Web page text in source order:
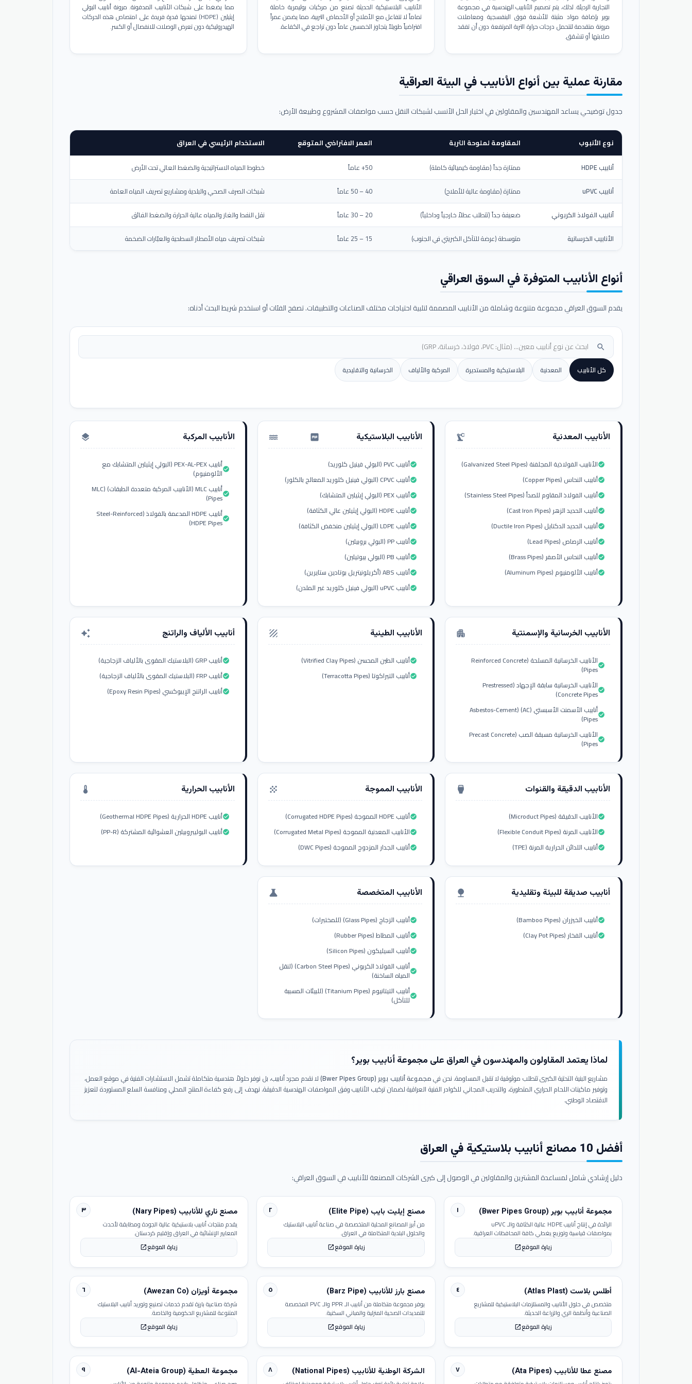
التجارية الرديئة. لذلك، يتم تصميم الأنابيب الهندسية في مجموعة
بوير بإضافة مواد مثبتة للأشعة فوق البنفسجية ومعاملات
مرونة متقدمة لتتحمل درجات حرارة التربة المرتفعة دون أن تفقد
صلابتها أو تتشقق.
الأنابيب البلاستيكية الحديثة تصنع من مركبات بوليمرية خاملة
تماماً لا تتفاعل مع الأملاح أو الأحماض التربية، مما يضمن عمراً
افتراضياً طويلاً يتجاوز الخمسين عاماً دون تراجع في الكفاءة.
مما يضغط على شبكات الأنابيب المدفونة. مرونة أنابيب البولي
إيثيلين (HDPE) تمنحها قدرة فريدة على امتصاص هذه الحركات
الهيدروليكية دون تعرض الوصلات للانفصال أو الكسر.
مقارنة عملية بين أنواع الأنابيب في البيئة العراقية
جدول توضيحي يساعد المهندسين والمقاولين في اختيار الحل الأنسب لشبكات النقل حسب مواصفات المشروع وطبيعة الأرض:
نوع الأنبوب المقاومة لملوحة التربة العمر الافتراضي المتوقع الاستخدام الرئيسي في العراق
أنابيب HDPE ممتازة جداً (مقاومة كيميائية كاملة) 50+ عاماً
خطوط المياه الاستراتيجية والضغط العالي تحت الأرض
أنابيب uPVC
ممتازة (مقاومة عالية للأملاح) 40 – 50 عاماً
شبكات الصرف الصحي والبلدية ومشاريع تصريف المياه العامة
أنابيب الفولاذ الكربوني
ضعيفة جداً (تتطلب عطلاً خارجياً وداخلياً) 20 – 30 عاماً
نقل النفط والغاز والمياه عالية الحرارة والضغط الفائق
الأنابيب الخرسانية
متوسطة (عرضة للتآكل الكبريتي في الجنوب) 15 – 25 عاماً شبكات تصريف مياه الأمطار السطحية والعبّارات الضخمة
أنواع الأنابيب المتوفرة في السوق العراقي
يقدم السوق العراقي مجموعة متنوعة وشاملة من الأنابيب المصممة لتلبية احتياجات مختلف الصناعات والتطبيقات. تصفح الفئات أو استخدم شريط البحث أدناه:
search
كل الأنابيب المعدنية البلاستيكية والمستديرة المركبة والألياف الخرسانية والتقليدية
الأنابيب المعدنية precision_manufacturing
الأنابيب الفولاذية المجلفنة (Galvanized Steel Pipes)check_circle
أنابيب النحاس (Copper Pipes)check_circle
أنابيب الفولاذ المقاوم للصدأ (Stainless Steel Pipes)check_circle
أنابيب الحديد الزهر (Cast Iron Pipes)check_circle
أنابيب الحديد الدكتايل (Ductile Iron Pipes)check_circle
أنابيب الرصاص (Lead Pipes)check_circle
أنابيب النحاس الأصفر (Brass Pipes)check_circle
أنابيب الألومنيوم (Aluminum Pipes)check_circle
الأنابيب البلاستيكية water_pump
أنابيب PVC (البولي فينيل كلوريد)check_circle
أنابيب CPVC (البولي فينيل كلوريد المعالج بالكلور)check_circle
أنابيب PEX (البولي إيثيلين المتشابك)check_circle
أنابيب HDPE (البولي إيثيلين عالي الكثافة)check_circle
أنابيب LDPE (البولي إيثيلين منخفض الكثافة)check_circle
أنابيب PP (البولي بروبيلين)check_circle
أنابيب PB (البولي بيوتيلين)check_circle
أنابيب ABS (أكريلونيتريل بوتادين ستايرين)check_circle
أنابيب uPVC (البولي فينيل كلوريد غير الملدن)check_circle
الأنابيب المركبة layers
أنابيب PEX-AL-PEX (البولي إيثيلين المتشابك مع
الألومنيوم)check_circle
أنابيب MLC (الأنابيب المركبة متعددة الطبقات) (MLC
Pipes)check_circle
أنابيب HDPE المدعمة بالفولاذ (Steel-Reinforced
HDPE Pipes)check_circle
الأنابيب الخرسانية والإسمنتية apartment
الأنابيب الخرسانية المسلحة (Reinforced Concrete
Pipes)check_circle
الأنابيب الخرسانية سابقة الإجهاد (Prestressed
Concrete Pipes)check_circle
أنابيب الأسمنت الأسبستي (AC) (Asbestos-Cement
Pipes)check_circle
الأنابيب الخرسانية مسبقة الصب (Precast Concrete
Pipes)check_circle
الأنابيب الطينية texture
أنابيب الطين المحسن (Vitrified Clay Pipes)check_circle
أنابيب التيراكوتا (Terracotta Pipes)check_circle
أنابيب الألياف والراتنج auto_awesome
أنابيب GRP (البلاستيك المقوى بالألياف الزجاجية)check_circle
أنابيب FRP (البلاستيك المقوى بالألياف الزجاجية)check_circle
أنابيب الراتنج الإيبوكسي (Epoxy Resin Pipes)check_circle
الأنابيب الدقيقة والقنوات settings_input_hdmi
الأنابيب الدقيقة (Microduct Pipes)check_circle
الأنابيب المرنة (Flexible Conduit Pipes)check_circle
أنابيب اللدائن الحرارية المرنة (TPE)check_circle
الأنابيب المموجة grain
أنابيب HDPE المموجة (Corrugated HDPE Pipes)check_circle
الأنابيب المعدنية المموجة (Corrugated Metal Pipes)check_circle
أنابيب الجدار المزدوج المموجة (DWC Pipes)check_circle
الأنابيب الحرارية thermostat
أنابيب HDPE الحرارية (Geothermal HDPE Pipes)check_circle
أنابيب البوليبروبيلين العشوائية المشتركة (PP-R)check_circle
أنابيب صديقة للبيئة وتقليدية nature
أنابيب الخيزران (Bamboo Pipes)check_circle
أنابيب الفخار (Clay Pot Pipes)check_circle
الأنابيب المتخصصة science
أنابيب الزجاج (Glass Pipes) (للمختبرات)check_circle
أنابيب المطاط (Rubber Pipes)check_circle
أنابيب السيليكون (Silicon Pipes)check_circle
أنابيب الفولاذ الكربوني (Carbon Steel Pipes) (لنقل
المياه الساخنة)check_circle
أنابيب التيتانيوم (Titanium Pipes) (للبيئات المسببة
للتآكل)check_circle
لماذا يعتمد المقاولون والمهندسون في العراق على مجموعة أنابيب بوير؟
مشاريع البنية التحتية الكبرى تتطلب موثوقية لا تقبل المساومة. نحن فيمجموعة أنابيب بوير (Bwer Pipes Group)
لا نقدم مجرد أنابيب، بل نوفر حلولاً هندسية متكاملة تشمل الاستشارات الفنية في موقع العمل،
وتوفير ماكينات اللحام الحراري المتطورة، والتدريب المجاني للكوادر الفنية العراقية لضمان تركيب الأنابيب وفق المواصفات الهندسية الدقيقة. نهدف إلى رفع كفاءة المنتج المحلي ومنافسة السلع المستوردة لتعزيز
الاقتصاد الوطني.
أفضل 10 مصانع أنابيب بلاستيكية في العراق
دليل إرشادي شامل لمساعدة المشترين والمقاولين في الوصول إلى كبرى الشركات المصنعة للأنابيب في السوق العراقي:
١ مجموعة أنابيب بوير (Bwer Pipes Group)
الرائدة في إنتاج أنابيب HDPE عالية الكثافة والـ uPVC
بمواصفات قياسية وتوزيع يغطي كافة المحافظات العراقية.
زيارة الموقعopen_in_new
٢ مصنع إيليت بايب (Elite Pipe)
من أبرز المصانع المحلية المتخصصة في صناعة أنابيب البلاستيك
والحلول البلدية المتكاملة في العراق.
زيارة الموقعopen_in_new
٣ مصنع ناري للأنابيب (Nary Pipes)
يقدم منتجات أنابيب بلاستيكية عالية الجودة ومطابقة لأحدث
المعايير الإنشائية في العراق وإقليم كردستان.
زيارة الموقعopen_in_new
٤ أطلس بلاست (Atlas Plast)
متخصص في حلول الأنابيب والمستلزمات البلاستيكية للمشاريع
الصناعية وأنظمة الري والزراعة الحديثة.
زيارة الموقعopen_in_new
٥ مصنع بارز للأنابيب (Barz Pipe)
يوفر مجموعة متكاملة من أنابيب الـ PPR والـ PVC المخصصة
للتمديدات الصحية المنزلية والمباني السكنية.
زيارة الموقعopen_in_new
٦ مجموعة أويزان (Awezan Co)
شركة صناعية بارزة تقدم خدمات تصنيع وتوريد أنابيب البلاستيك
المتنوعة للمشاريع الحكومية والخاصة.
زيارة الموقعopen_in_new
٧ مصنع عطا للأنابيب (Ata Pipes) ٨ الشركة الوطنية للأنابيب (National Pipes) ٩ مجموعة العطية (Al-Ateia Group)